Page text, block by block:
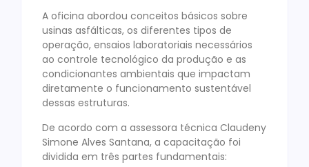
A oficina abordou conceitos básicos sobre
usinas asfálticas, os diferentes tipos de
operação, ensaios laboratoriais necessários
ao controle tecnológico da produção e as
condicionantes ambientais que impactam
diretamente o funcionamento sustentável
dessas estruturas.
De acordo com a assessora técnica Claudeny
Simone Alves Santana, a capacitação foi
dividida em três partes fundamentais: